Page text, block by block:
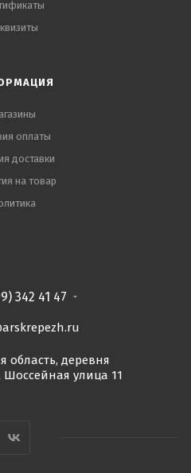
оплаты
доставки
на товар
342 41 47
область, деревня
улица 11